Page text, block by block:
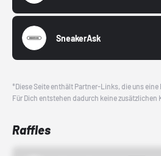
SneakerAsk
*Diese Seite enthält Partner-Links, die uns
Für Dich entstehen dadurch keine zusätzlichen
Raffles